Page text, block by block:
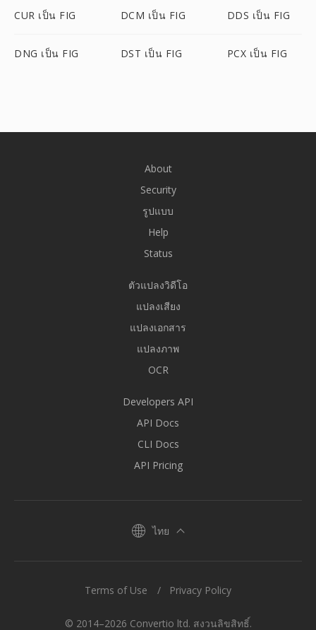
CUR เป็น FIG DCM เป็น FIG DDS เป็น FIG
DNG เป็น FIG DST เป็น FIG PCX เป็น FIG
About
Security
รูปแบบ
Help
Status
ตัวแปลงวิดีโอ
แปลงเสียง
แปลงเอกสาร
แปลงภาพ
OCR
Developers API
API Docs
CLI Docs
API Pricing
ไทย
© 2014–2026 Convertio ltd. สงวนลิขสิทธิ์.
Terms of Use Privacy Policy